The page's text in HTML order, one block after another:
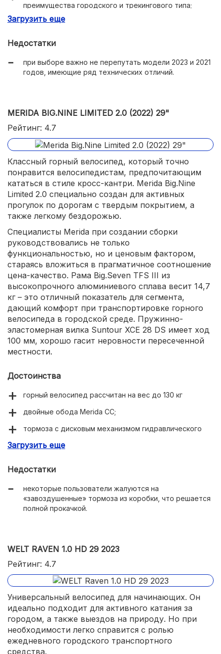
преимущества городского и трекингового типа;
полуспортивная посадка, рассчитанная на
жесткая, но легкая вилка;
16-скоростная трансмиссия Shimano Tourney;
3 размера на выбор позволит подобрать велосипед
Загрузить еще
Недостатки
при выборе важно не перепутать модели 2023 и 2021
годов, имеющие ряд технических отличий.
MERIDA BIG.NINE LIMITED 2.0 (2022) 29"
Рейтинг: 4.7
Классный горный велосипед, который точно
понравится велосипедистам, предпочитающим
кататься в стиле кросс-кантри. Merida Big.Nine
Limited 2.0 специально создан для активных
прогулок по дорогам с твердым покрытием, а
также легкому бездорожью.
Специалисты Merida при создании сборки
руководствовались не только
функциональностью, но и ценовым фактором,
стараясь вложиться в прагматичное соотношение
цена-качество. Рама Big.Seven TFS III из
высокопрочного алюминиевого сплава весит 14,7
кг – это отличный показатель для сегмента,
дающий комфорт при транспортировке горного
велосипеда в городской среде. Пружинно-
эластомерная вилка Suntour XCE 28 DS имеет ход
100 мм, хорошо гасит неровности пересеченной
местности.
Достоинства
горный велосипед рассчитан на вес до 130 кг
двойные обода Merida CC;
тормоза с дисковым механизмом гидравлического
комфорт катания, важный для начинающих
велосипедистов;
Загрузить еще
Недостатки
некоторые пользователи жалуются на
«завоздушенные» тормоза из коробки, что решается
полной прокачкой.
WELT RAVEN 1.0 HD 29 2023
Рейтинг: 4.7
Универсальный велосипед для начинающих. Он
идеально подходит для активного катания за
городом, а также выездов на природу. Но при
необходимости легко справится с ролью
ежедневного городского транспортного
средства.